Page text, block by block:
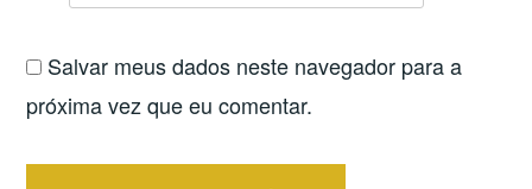
Salvar meus dados neste navegador para a
próxima vez que eu comentar.